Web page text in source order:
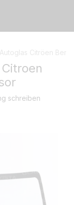
Autoglas Citröen
schreiben